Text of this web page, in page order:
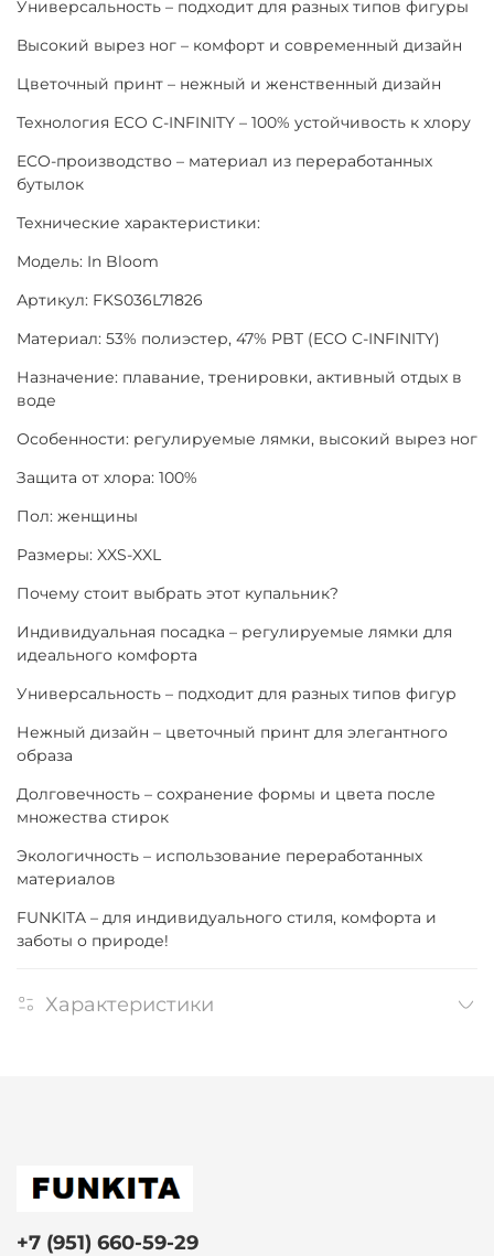
Универсальность – подходит для разных типов фигуры
Высокий вырез ног – комфорт и современный дизайн
Цветочный принт – нежный и женственный дизайн
Технология ECO C-INFINITY – 100% устойчивость к хлору
ECO-производство – материал из переработанных
бутылок
Технические характеристики:
Модель: In Bloom
Артикул: FKS036L71826
Материал: 53% полиэстер, 47% PBT (ECO C-INFINITY)
Назначение: плавание, тренировки, активный отдых в
воде
Особенности: регулируемые лямки, высокий вырез ног
Защита от хлора: 100%
Пол: женщины
Размеры: XXS-XXL
Почему стоит выбрать этот купальник?
Индивидуальная посадка – регулируемые лямки для
идеального комфорта
Универсальность – подходит для разных типов фигур
Нежный дизайн – цветочный принт для элегантного
образа
Долговечность – сохранение формы и цвета после
множества стирок
Экологичность – использование переработанных
материалов
FUNKITA – для индивидуального стиля, комфорта и
заботы о природе!
Характеристики
+7 (951) 660-59-29